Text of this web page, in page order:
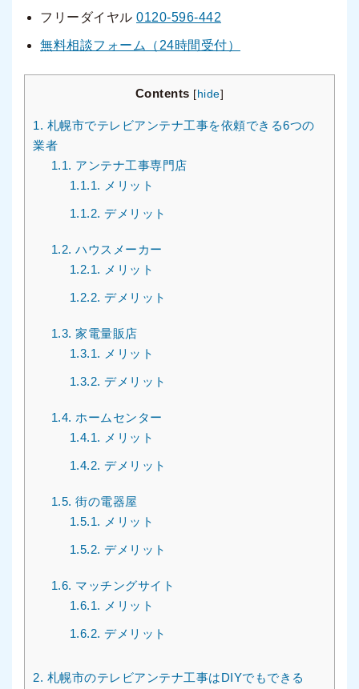
フリーダイヤル 0120-596-442
無料相談フォーム（24時間受付）
Contents [hide]
1. 札幌市でテレビアンテナ工事を依頼できる6つの
業者
1.1. アンテナ工事専門店
1.1.1. メリット
1.1.2. デメリット
1.2. ハウスメーカー
1.2.1. メリット
1.2.2. デメリット
1.3. 家電量販店
1.3.1. メリット
1.3.2. デメリット
1.4. ホームセンター
1.4.1. メリット
1.4.2. デメリット
1.5. 街の電器屋
1.5.1. メリット
1.5.2. デメリット
1.6. マッチングサイト
1.6.1. メリット
1.6.2. デメリット
2. 札幌市のテレビアンテナ工事はDIYでもできる